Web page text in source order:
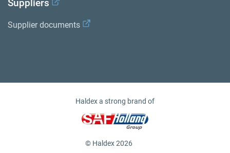
Suppliers
Supplier documents
Haldex a strong brand of
© Haldex 2026